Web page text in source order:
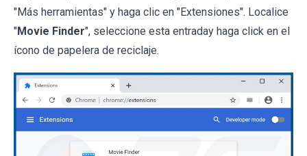
"Más herramientas" y haga clic en "Extensiones". Localice
"Movie Finder", seleccione esta entraday haga click en el
ícono de papelera de reciclaje.